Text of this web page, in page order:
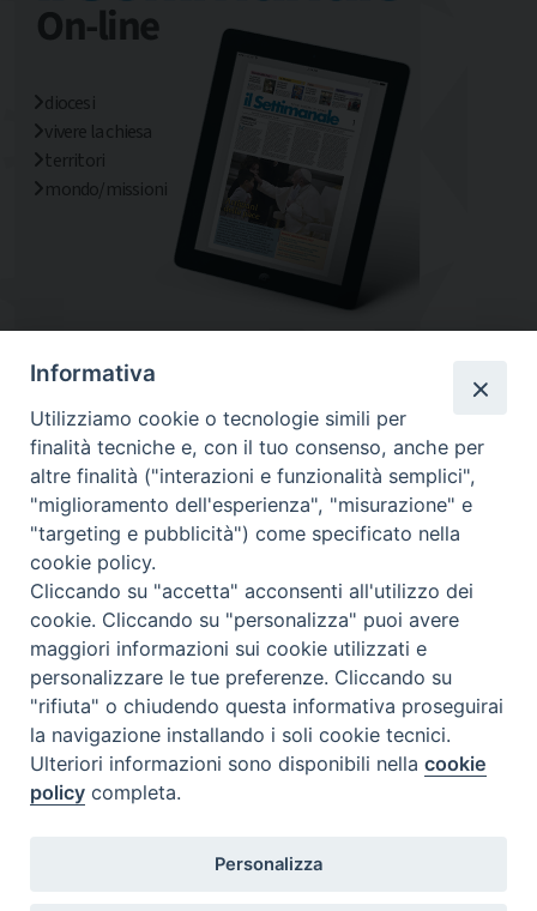
diocesi
vivere la chiesa
territori
mondo/missioni
Diocesi
di Como
Diocesi di Como | piazza Grimoldi, 5
Riproduzione solo con permesso.
Informativa
Utilizziamo cookie o tecnologie simili per
finalità tecniche e, con il tuo consenso, anche per
altre finalità ("interazioni e funzionalità semplici",
"miglioramento dell'esperienza", "misurazione" e
"targeting e pubblicità") come specificato nella
cookie policy.
Cliccando su "accetta" acconsenti all'utilizzo dei
cookie. Cliccando su "personalizza" puoi avere
maggiori informazioni sui cookie utilizzati e
personalizzare le tue preferenze. Cliccando su
"rifiuta" o chiudendo questa informativa proseguirai
la navigazione installando i soli cookie tecnici.
Ulteriori informazioni sono disponibili nellacookie
policy completa.
Personalizza